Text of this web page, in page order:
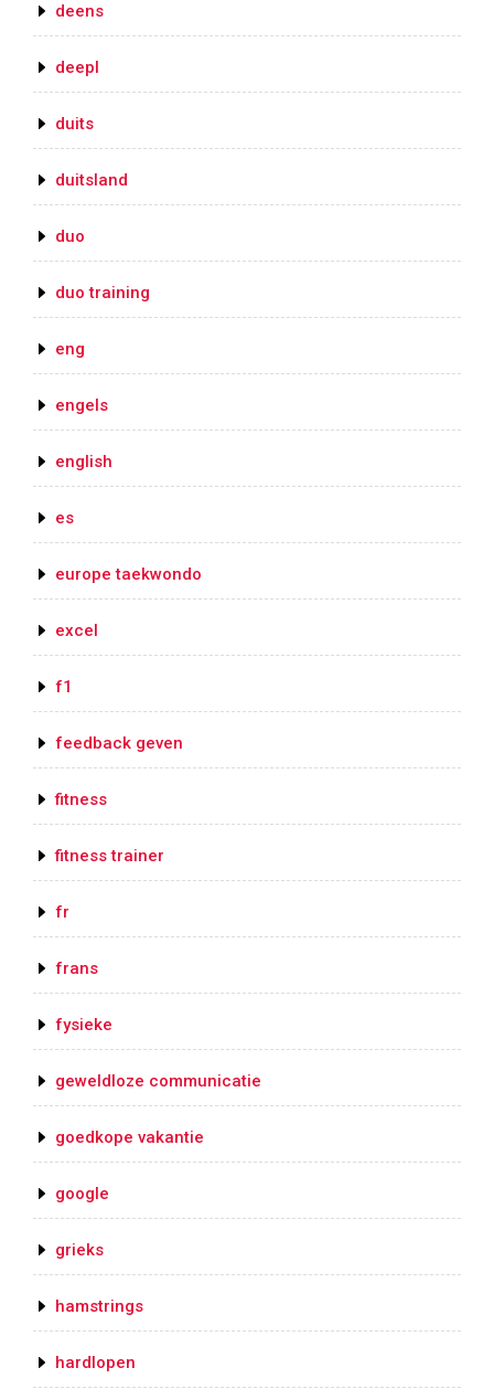
deens
deepl
duits
duitsland
duo
duo training
eng
engels
english
es
europe taekwondo
excel
f1
feedback geven
fitness
fitness trainer
fr
frans
fysieke
geweldloze communicatie
goedkope vakantie
google
grieks
hamstrings
hardlopen